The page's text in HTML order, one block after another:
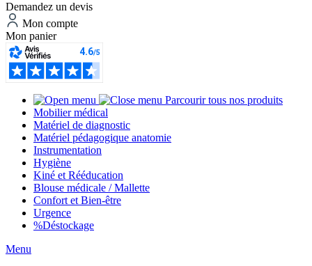
Demandez un devis
Mon compte
Mon panier
Parcourir tous nos produits
Mobilier médical
Matériel de diagnostic
Matériel pédagogique anatomie
Instrumentation
Hygiène
Kiné et Rééducation
Blouse médicale / Mallette
Confort et Bien-être
Urgence
%Déstockage
Menu